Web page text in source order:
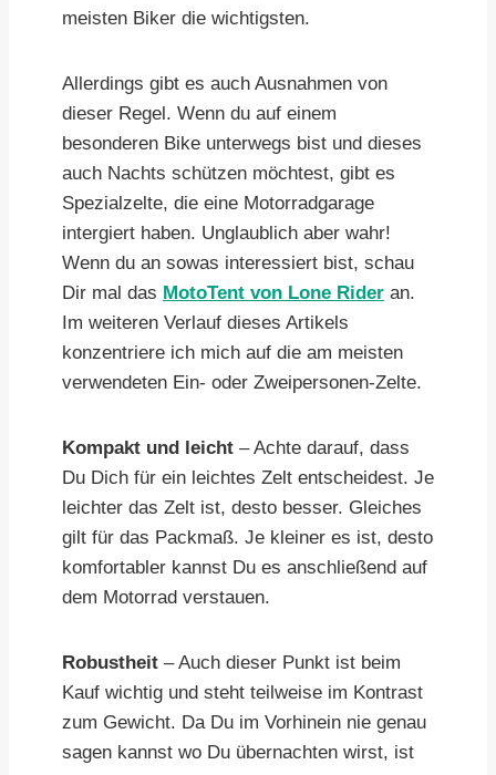
meisten Biker die wichtigsten.
Allerdings gibt es auch Ausnahmen von
dieser Regel. Wenn du auf einem
besonderen Bike unterwegs bist und dieses
auch Nachts schützen möchtest, gibt es
Spezialzelte, die eine Motorradgarage
intergiert haben. Unglaublich aber wahr!
Wenn du an sowas interessiert bist, schau
Dir mal das MotoTent von Lone Rider an.
Im weiteren Verlauf dieses Artikels
konzentriere ich mich auf die am meisten
verwendeten Ein- oder Zweipersonen-Zelte.
Kompakt und leicht – Achte darauf, dass
Du Dich für ein leichtes Zelt entscheidest. Je
leichter das Zelt ist, desto besser. Gleiches
gilt für das Packmaß. Je kleiner es ist, desto
komfortabler kannst Du es anschließend auf
dem Motorrad verstauen.
Robustheit – Auch dieser Punkt ist beim
Kauf wichtig und steht teilweise im Kontrast
zum Gewicht. Da Du im Vorhinein nie genau
sagen kannst wo Du übernachten wirst, ist